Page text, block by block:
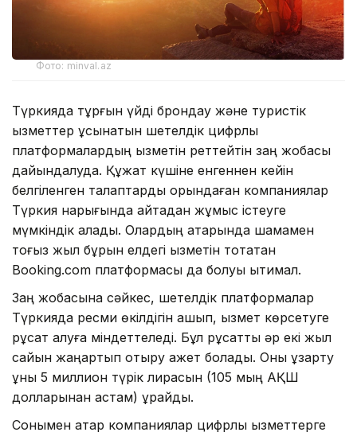
Фото: minval.az
Түркияда тұрғын үйді брондау және туристік
қызметтер ұсынатын шетелдік цифрлық
платформалардың қызметін реттейтін заң жобасы
дайындалуда. Құжат күшіне енгеннен кейін
белгіленген талаптарды орындаған компаниялар
Түркия нарығында қайтадан жұмыс істеуге
мүмкіндік алады. Олардың қатарында шамамен
тоғыз жыл бұрын елдегі қызметін тоқтатқан
Booking.com платформасы да болуы ықтимал.
Заң жобасына сәйкес, шетелдік платформалар
Түркияда ресми өкілдігін ашып, қызмет көрсетуге
рұқсат алуға міндеттеледі. Бұл рұқсатты әр екі жыл
сайын жаңартып отыру қажет болады. Оны ұзарту
құны 5 миллион түрік лирасын (105 мың АҚШ
долларынан астам) құрайды.
Сонымен қатар компаниялар цифрлық қызметтерге